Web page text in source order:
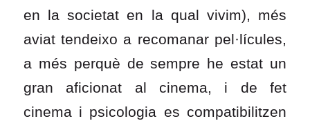
en la societat en la qual vivim), més
aviat tendeixo a recomanar pel·lícules,
a més perquè de sempre he estat un
gran aficionat al cinema, i de fet
cinema i psicologia es compatibilitzen